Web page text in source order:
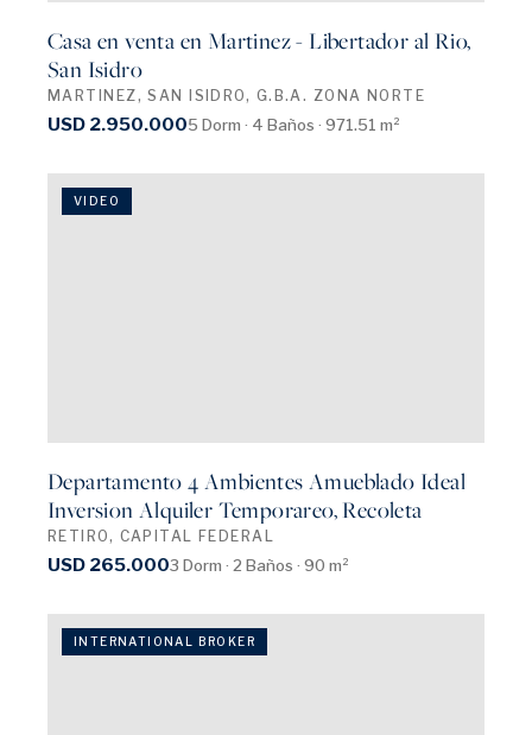
Casa en venta en Martinez - Libertador al Rio,
San Isidro
MARTINEZ, SAN ISIDRO, G.B.A. ZONA NORTE
USD 2.950.0005 Dorm · 4 Baños · 971.51 m²
VIDEO
Departamento 4 Ambientes Amueblado Ideal
Inversion Alquiler Temporareo, Recoleta
RETIRO, CAPITAL FEDERAL
USD 265.0003 Dorm · 2 Baños · 90 m²
INTERNATIONAL BROKER